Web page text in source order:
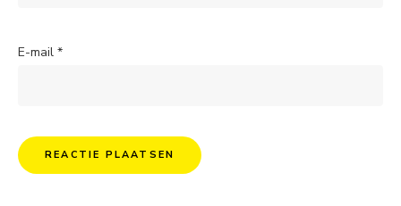
E-mail *